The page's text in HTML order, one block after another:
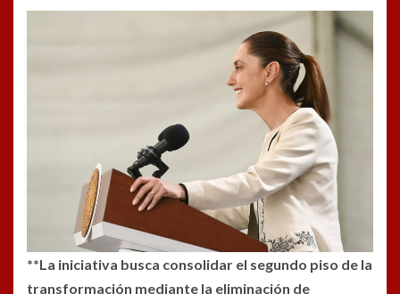
**La iniciativa busca consolidar el segundo piso de la
transformación mediante la eliminación de